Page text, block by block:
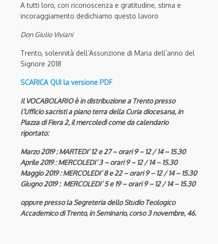
A tutti loro, con riconoscenza e gratitudine, stima e
incoraggiamento dedichiamo questo lavoro
Don Giulio Viviani
Trento, solennità dell’Assunzione di Maria dell’anno del
Signore 2018
SCARICA QUI la versione PDF
Il VOCABOLARIO è in distribuzione a Trento presso
l’Ufficio sacristi a piano terra della Curia diocesana, in
Piazza di Fiera 2, il mercoledì come da calendario
riportato:
Marzo 2019 : MARTEDI’ 12 e 27 – orari 9 – 12 / 14 – 15.30
Aprile 2019 : MERCOLEDI’ 3 – orari 9 – 12 / 14 – 15.30
Maggio 2019 : MERCOLEDI’ 8 e 22 – orari 9 – 12 / 14 – 15.30
Giugno 2019 : MERCOLEDI’ 5 e 19 – orari 9 – 12 / 14 – 15.30
oppure presso la Segreteria dello Studio Teologico
Accademico di Trento, in Seminario, corso 3 novembre, 46.